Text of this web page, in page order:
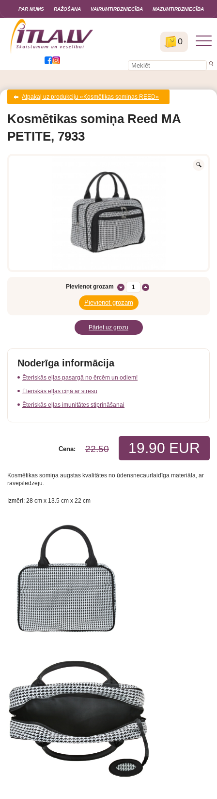
0
PAR MUMS RAŽOŠANA VAIRUMTIRDZNIECĪBA MAZUMTIRDZNIECĪBA
Atpakaļ uz produkciju «Kosmētikas somiņas REED»
Kosmētikas somiņa Reed MA
PETITE, 7933
Pievienot grozam
Pāriet uz grozu
Noderīga informācija
Ēteriskās eļļas pasargā no ērcēm un odiem!
Ēteriskās eļļas cīņā ar stresu
Ēteriskās eļļas imunitātes stiprināšanai
19.90 EUR
22.50
Cena:
Kosmētikas somiņa augstas kvalitātes no ūdensnecaurlaidīga materiāla, ar
rāvējslēdzēju.
Izmēri: 28 сm х 13.5 сm х 22 сm